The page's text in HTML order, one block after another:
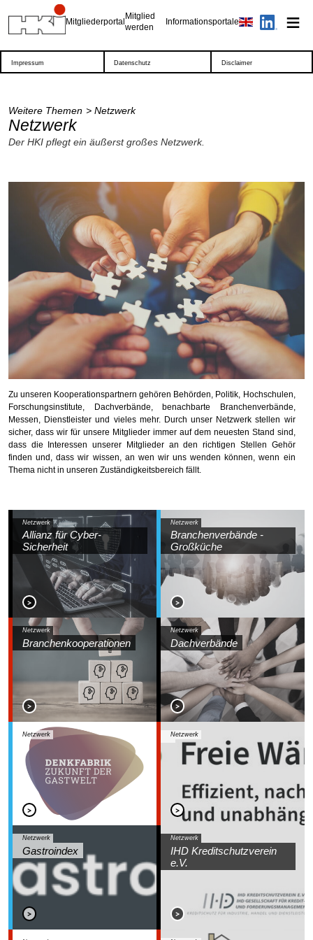
Mitgliederportal
Mitglied
werden
Informationsportale
Impressum Datenschutz Disclaimer
Weitere Themen Netzwerk
Netzwerk
Der HKI pflegt ein äußerst großes Netzwerk.
Zu unseren Kooperationspartnern gehören Behörden, Politik, Hochschulen,
Forschungsinstitute, Dachverbände, benachbarte Branchenverbände,
Messen, Dienstleister und vieles mehr. Durch unser Netzwerk stellen wir
sicher, dass wir für unsere Mitglieder immer auf dem neuesten Stand sind,
dass die Interessen unserer Mitglieder an den richtigen Stellen Gehör
finden und, dass wir wissen, an wen wir uns wenden können, wenn ein
Thema nicht in unseren Zuständigkeitsbereich fällt.
Netzwerk
Allianz für Cyber-
Sicherheit
Netzwerk
Branchenverbände -
Großküche
Netzwerk
Branchenkooperationen
Netzwerk
Dachverbände
Netzwerk Netzwerk
Netzwerk
Gastroindex
Netzwerk
IHD Kreditschutzverein
e.V.